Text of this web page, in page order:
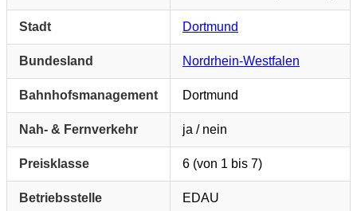
Stadt Dortmund
Bundesland Nordrhein-Westfalen
Bahnhofsmanagement Dortmund
Nah- & Fernverkehr ja / nein
Preisklasse 6 (von 1 bis 7)
Betriebsstelle EDAU